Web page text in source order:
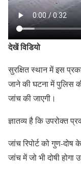
देखें विडियो
सुरक्षित स्थान में इस
जाने की घटना में पुलिस
जांच की जाएगी।
ज्ञातव्य है कि उपरोक्त
जांच रिपोर्ट को गुण-
जांच में जो भी दोषी